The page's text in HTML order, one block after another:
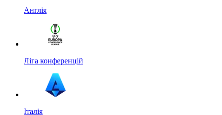
Англія
Ліга конференцій
Італія